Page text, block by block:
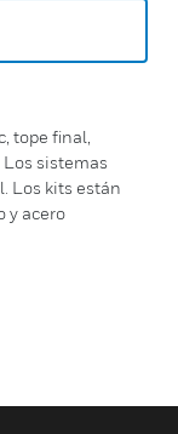
tope final,
sistemas
Los kits están
y acero